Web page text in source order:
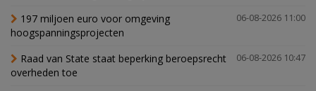
06-08-2026 11:00
197 miljoen euro voor omgeving
hoogspanningsprojecten
06-08-2026 10:47
Raad van State staat beperking beroepsrecht
overheden toe